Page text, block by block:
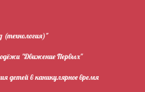
(технология)"
"Движение Первых"
детей в каникулярное время